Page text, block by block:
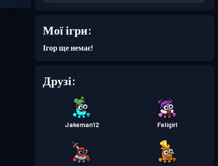
Мої ігри:
Ігор ще немає!
Друзі:
Jakeman12 Feligirl